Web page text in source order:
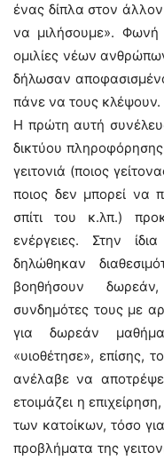
ένας δίπλα στον
να μιλήσουμε». Φωνή
ομιλίες νέων
δήλωσαν
πάνε να τους κλέψουν.
Η πρώτη αυτή
δικτύου πληροφόρησης
γειτονιά (ποιος
ποιος δεν μπορεί να
σπίτι του κ.λπ.)
ενέργειες. Στην
δηλώθηκαν
βοηθήσουν
συνδημότες τους με
για δωρεάν
«υιοθέτησε», επίσης,
ανέλαβε να
ετοιμάζει η
των κατοίκων, τόσο
προβλήματα της